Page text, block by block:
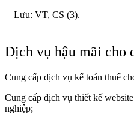
– Lưu: VT, CS (3).
Dịch vụ hậu mãi cho
Cung cấp dịch vụ kế toán thuế
Cung cấp dịch vụ thiết kế
nghiệp;